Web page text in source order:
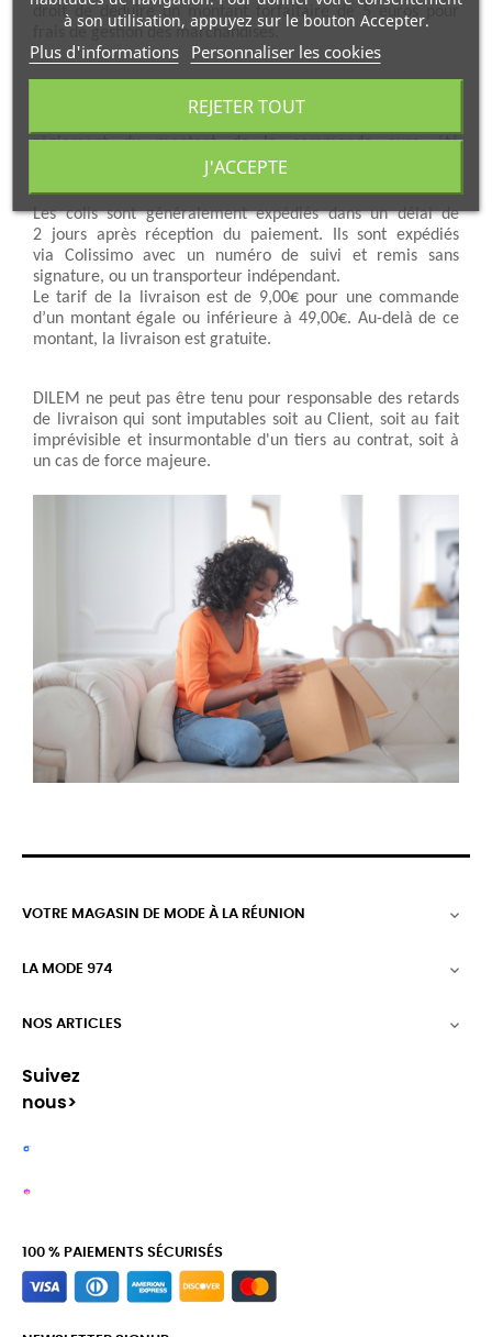
droit de déduire un montant forfaitaire de 5 euros pour
frais de gestion des marchandises.
La livraison des articles interviendra après que le
règlement du montant de la commande aura été
La livraison est disponible sur toute l'île de La
Les colis sont généralement expédiés dans un délai de
2 jours après réception du paiement. Ils sont expédiés
via Colissimo avec un numéro de suivi et remis sans
signature, ou un transporteur indépendant.
Le tarif de la livraison est de 9,00€ pour une commande
d’un montant égale ou inférieure à 49,00€. Au-delà de ce
montant, la livraison est gratuite.
DILEM ne peut pas être tenu pour responsable des retards
de livraison qui sont imputables soit au Client, soit au fait
imprévisible et insurmontable d'un tiers au contrat, soit à
un cas de force majeure.
VOTRE MAGASIN DE MODE À LA RÉUNION 
LA MODE 974 
NOS ARTICLES 
Suivez
nous>
100 % PAIEMENTS SÉCURISÉS
à son utilisation, appuyez sur le bouton Accepter.
Plus d'informations Personnaliser les cookies
REJETER TOUT
J'ACCEPTE